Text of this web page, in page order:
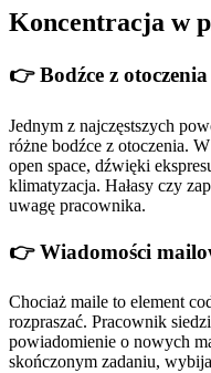
Koncentracja w
👉 Bodźce z otoczenia
Jednym z najczęstszych
różne bodźce z otoczenia.
open space, dźwięki
klimatyzacja. Hałasy czy
uwagę pracownika.
👉 Wiadomości
Chociaż maile to element
rozpraszać. Pracownik
powiadomienie o nowych
skończonym zadaniu,